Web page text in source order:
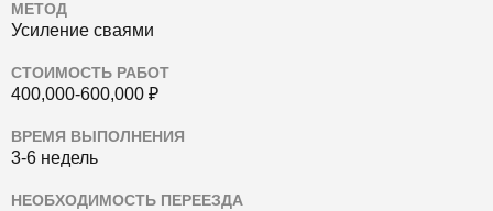
МЕТОД
Усиление сваями
СТОИМОСТЬ РАБОТ
400,000-600,000 ₽
ВРЕМЯ ВЫПОЛНЕНИЯ
3-6 недель
НЕОБХОДИМОСТЬ ПЕРЕЕЗДА